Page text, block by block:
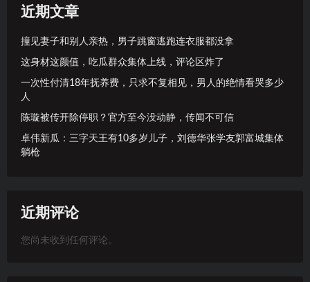
近期文章
撞见妻子和别人亲热，男子跳窗逃跑连衣服都没拿
这身材这颜值，吃瓜群众集体上线，评论区炸了
一次性付清18年抚养费，只求不复相见，男人的绝情看哭多少
人
陈璇被传开除停职？官方至今没动静，传闻不可信
卓伟新瓜：三字天王有10多岁儿子，刘德华张学友郭富城集体
躺枪
近期评论
您尚未收到任何评论。